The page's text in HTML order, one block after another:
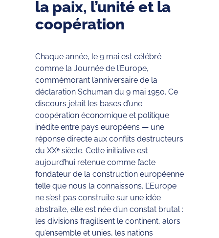
la paix, l’unité et la
coopération
Chaque année, le 9 mai est célébré
comme la Journée de l’Europe,
commémorant l’anniversaire de la
déclaration Schuman du 9 mai 1950. Ce
discours jetait les bases d’une
coopération économique et politique
inédite entre pays européens — une
réponse directe aux conflits destructeurs
du XXᵉ siècle. Cette initiative est
aujourd’hui retenue comme l’acte
fondateur de la construction européenne
telle que nous la connaissons. L’Europe
ne s’est pas construite sur une idée
abstraite, elle est née d’un constat brutal :
les divisions fragilisent le continent, alors
qu’ensemble et unies, les nations